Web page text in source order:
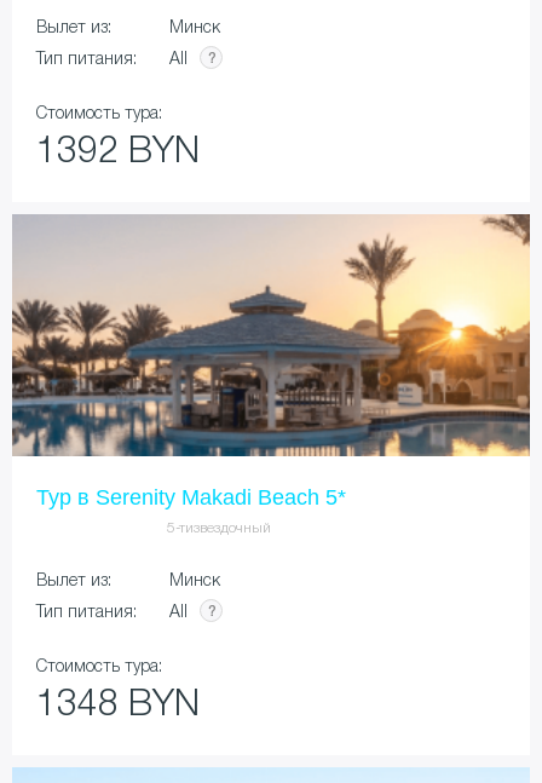
Вылет из:
Минск
Тип питания:
All
Стоимость тура:
1392 BYN
Тур в Serenity Makadi Beach 5*
5-тизвездочный
Вылет из:
Минск
Тип питания:
All
Стоимость тура:
1348 BYN